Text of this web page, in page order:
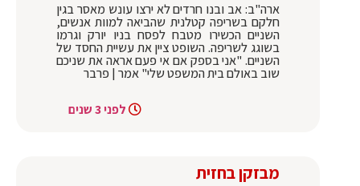
ארה"ב: אב ובנו חרדים לא ירצו עונש מאסר בגין
חלקם בשריפה קטלנית שהביאה למוות אנשים,
השניים הכשירו מטבח לפסח בניו יורק וגרמו
בשוגג לשריפה. השופט ציין את עשיית החסד של
השניים. "אני בספק אם אי פעם אראה את שניכם
שוב באולם בית המשפט שלי" אמר | פרבר
לפני 3 שנים
מבזקן בחזית